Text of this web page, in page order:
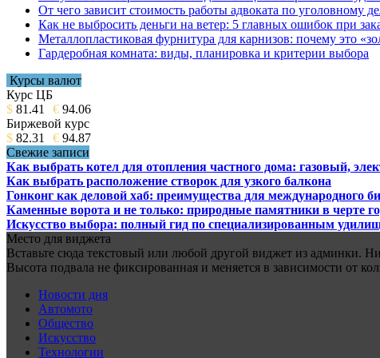
От чего зависит стоимость работы адвоката по уголовному
Как не выбросить деньги на ветер: 5 главных ошибок при
Металлопластиковая фурнитура для карнизов: почему это
Гардеробная комната: виды, планировка и критерии выбора
Курсы валют
Курс ЦБ
$ 81.41 € 94.06
Биржевой курс
$ 82.31 € 94.87
Свежие записи
Как выбрать котел для отопления частного дома: газовый,
Как выбрать расположение створок для узкого балкона
Гонконг как деловой хаб: преимущества для международного
Каменные ворота и не только: природные памятники в черте
Искусство выбора: полный гид по специализированным
Место для виджета
Вставьте сюда текстовый или любой другой виджет из админки.
Высота подвала не фиксированная и меняется в зависимости от
Новости дня
Автомото
Общество
Искусство
Технологии